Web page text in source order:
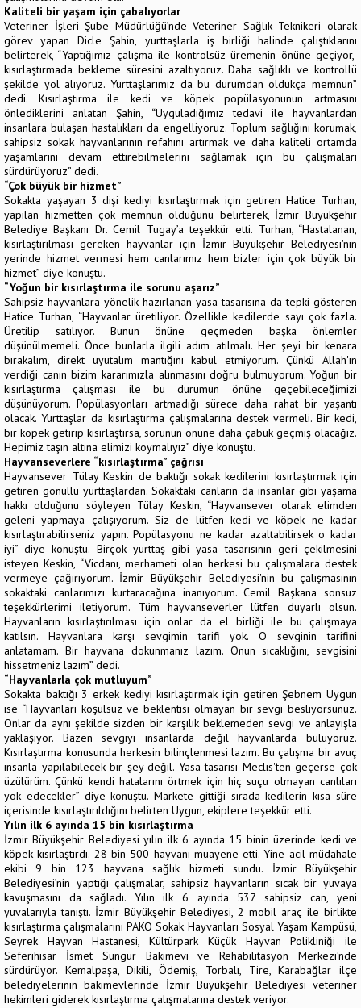
Kaliteli bir yaşam için çabalıyorlar
Veteriner İşleri Şube Müdürlüğü’nde Veteriner Sağlık Teknikeri olarak
görev yapan Dicle Şahin, yurttaşlarla iş birliği halinde çalıştıklarını
belirterek, “Yaptığımız çalışma ile kontrolsüz üremenin önüne geçiyor,
kısırlaştırmada bekleme süresini azaltıyoruz. Daha sağlıklı ve kontrollü
şekilde yol alıyoruz. Yurttaşlarımız da bu durumdan oldukça memnun”
dedi. Kısırlaştırma ile kedi ve köpek popülasyonunun artmasını
önlediklerini anlatan Şahin, “Uyguladığımız tedavi ile hayvanlardan
insanlara bulaşan hastalıkları da engelliyoruz. Toplum sağlığını korumak,
sahipsiz sokak hayvanlarının refahını artırmak ve daha kaliteli ortamda
yaşamlarını devam ettirebilmelerini sağlamak için bu çalışmaları
sürdürüyoruz” dedi.
“Çok büyük bir hizmet”
Sokakta yaşayan 3 dişi kediyi kısırlaştırmak için getiren Hatice Turhan,
yapılan hizmetten çok memnun olduğunu belirterek, İzmir Büyükşehir
Belediye Başkanı Dr. Cemil Tugay’a teşekkür etti. Turhan, “Hastalanan,
kısırlaştırılması gereken hayvanlar için İzmir Büyükşehir Belediyesi'nin
yerinde hizmet vermesi hem canlarımız hem bizler için çok büyük bir
hizmet” diye konuştu.
“Yoğun bir kısırlaştırma ile sorunu aşarız”
Sahipsiz hayvanlara yönelik hazırlanan yasa tasarısına da tepki gösteren
Hatice Turhan, “Hayvanlar üretiliyor. Özellikle kedilerde sayı çok fazla.
Üretilip satılıyor. Bunun önüne geçmeden başka önlemler
düşünülmemeli. Önce bunlarla ilgili adım atılmalı. Her şeyi bir kenara
bırakalım, direkt uyutalım mantığını kabul etmiyorum. Çünkü Allah'ın
verdiği canın bizim kararımızla alınmasını doğru bulmuyorum. Yoğun bir
kısırlaştırma çalışması ile bu durumun önüne geçebileceğimizi
düşünüyorum. Popülasyonları artmadığı sürece daha rahat bir yaşantı
olacak. Yurttaşlar da kısırlaştırma çalışmalarına destek vermeli. Bir kedi,
bir köpek getirip kısırlaştırsa, sorunun önüne daha çabuk geçmiş olacağız.
Hepimiz taşın altına elimizi koymalıyız” diye konuştu.
Hayvanseverlere “kısırlaştırma” çağrısı
Hayvansever Tülay Keskin de baktığı sokak kedilerini kısırlaştırmak için
getiren gönüllü yurttaşlardan. Sokaktaki canların da insanlar gibi yaşama
hakkı olduğunu söyleyen Tülay Keskin, “Hayvansever olarak elimden
geleni yapmaya çalışıyorum. Siz de lütfen kedi ve köpek ne kadar
kısırlaştırabilirseniz yapın. Popülasyonu ne kadar azaltabilirsek o kadar
iyi” diye konuştu. Birçok yurttaş gibi yasa tasarısının geri çekilmesini
isteyen Keskin, “Vicdanı, merhameti olan herkesi bu çalışmalara destek
vermeye çağırıyorum. İzmir Büyükşehir Belediyesi'nin bu çalışmasının
sokaktaki canlarımızı kurtaracağına inanıyorum. Cemil Başkana sonsuz
teşekkürlerimi iletiyorum. Tüm hayvanseverler lütfen duyarlı olsun.
Hayvanların kısırlaştırılması için onlar da el birliği ile bu çalışmaya
katılsın. Hayvanlara karşı sevgimin tarifi yok. O sevginin tarifini
anlatamam. Bir hayvana dokunmanız lazım. Onun sıcaklığını, sevgisini
hissetmeniz lazım” dedi.
“Hayvanlarla çok mutluyum”
Sokakta baktığı 3 erkek kediyi kısırlaştırmak için getiren Şebnem Uygun
ise “Hayvanları koşulsuz ve beklentisi olmayan bir sevgi besliyorsunuz.
Onlar da aynı şekilde sizden bir karşılık beklemeden sevgi ve anlayışla
yaklaşıyor. Bazen sevgiyi insanlarda değil hayvanlarda buluyoruz.
Kısırlaştırma konusunda herkesin bilinçlenmesi lazım. Bu çalışma bir avuç
insanla yapılabilecek bir şey değil. Yasa tasarısı Meclis'ten geçerse çok
üzülürüm. Çünkü kendi hatalarını örtmek için hiç suçu olmayan canlıları
yok edecekler” diye konuştu. Markete gittiği sırada kedilerin kısa süre
içerisinde kısırlaştırıldığını belirten Uygun, ekiplere teşekkür etti.
Yılın ilk 6 ayında 15 bin kısırlaştırma
İzmir Büyükşehir Belediyesi yılın ilk 6 ayında 15 binin üzerinde kedi ve
köpek kısırlaştırdı. 28 bin 500 hayvanı muayene etti. Yine acil müdahale
ekibi 9 bin 123 hayvana sağlık hizmeti sundu. İzmir Büyükşehir
Belediyesi’nin yaptığı çalışmalar, sahipsiz hayvanların sıcak bir yuvaya
kavuşmasını da sağladı. Yılın ilk 6 ayında 537 sahipsiz can, yeni
yuvalarıyla tanıştı. İzmir Büyükşehir Belediyesi, 2 mobil araç ile birlikte
kısırlaştırma çalışmalarını PAKO Sokak Hayvanları Sosyal Yaşam Kampüsü,
Seyrek Hayvan Hastanesi, Kültürpark Küçük Hayvan Polikliniği ile
Seferihisar İsmet Sungur Bakımevi ve Rehabilitasyon Merkezi’nde
sürdürüyor. Kemalpaşa, Dikili, Ödemiş, Torbalı, Tire, Karabağlar ilçe
belediyelerinin bakımevlerinde İzmir Büyükşehir Belediyesi veteriner
hekimleri giderek kısırlaştırma çalışmalarına destek veriyor.